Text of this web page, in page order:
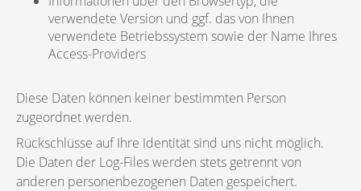
verwendete Version und ggf. das von Ihnen
verwendete Betriebssystem sowie der Name Ihres
Access-Providers
Diese Daten können keiner bestimmten Person
zugeordnet werden.
Rückschlüsse auf Ihre Identität sind uns nicht möglich.
Die Daten der Log-Files werden stets getrennt von
anderen personenbezogenen Daten gespeichert.